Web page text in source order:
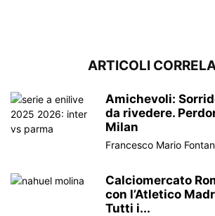
ARTICOLI
Amichevoli:
da rivedere.
Milan
Francesco Mario
Calciomercato
con l’Atletico
Tutti i...